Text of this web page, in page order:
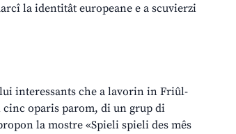
la identitât europeane e a scuvierzi
interessants che a lavorin in Friûl-
cinc oparis parom, di un grup di
la mostre «Spieli spieli des mês